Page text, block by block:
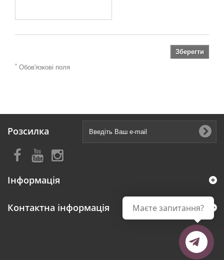
Зберегти
* Обов'язкові поля
Розсилка
Інформація
Контактна інформація Маєте запитання?